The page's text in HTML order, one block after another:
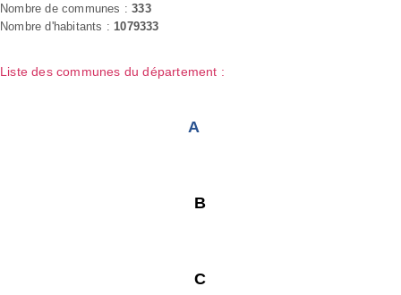
Nombre de communes :333
Nombre d'habitants : 1079333
Liste des communes du département :
A
B
C